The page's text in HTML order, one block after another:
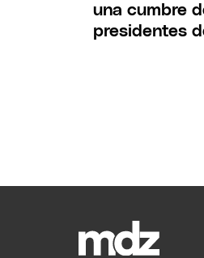
una cumbre
presidentes